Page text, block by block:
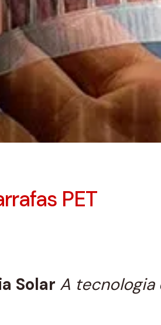
PET
Solar A tecnologia